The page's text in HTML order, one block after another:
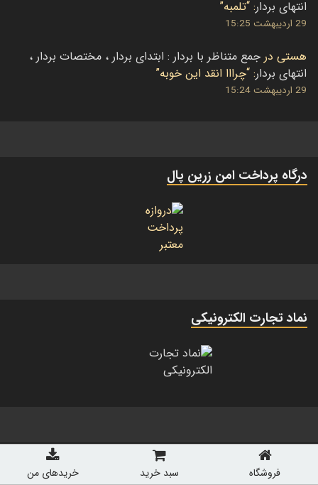
انتهای بردار: “تلمبه”
29 اردیبهشت 15:25
هستی در جمع متناظر با بردار : ابتدای بردار ، مختصات بردار ،
انتهای بردار: “چرااا انقد این خوبه”
29 اردیبهشت 15:24
درگاه پرداخت امن زرین پال
نماد تجارت الکترونیکی
آمار سایت
فروشگاه سبد خرید خریدهای من